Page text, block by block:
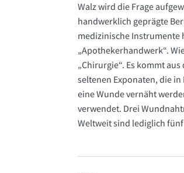
Walz wird die Frage
handwerklich geprägte
medizinische Instrumente
„Apothekerhandwerk“.
„Chirurgie“. Es kommt
seltenen Exponaten, die
eine Wunde vernäht
verwendet. Drei
Weltweit sind lediglich